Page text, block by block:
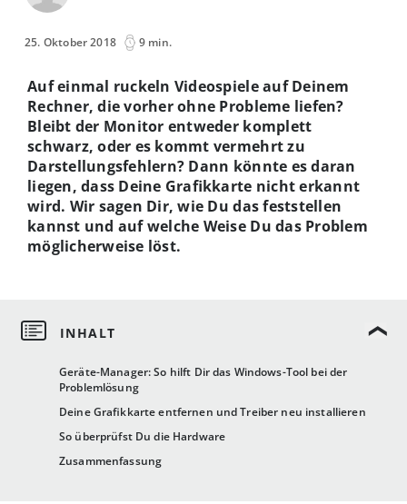
25. Oktober 2018 9 min.
Geräte-Manager: So hilft Dir das Windows-Tool bei der
Problemlösung
Deine Grafikkarte entfernen und Treiber neu installieren
So überprüfst Du die Hardware
Zusammenfassung
Auf einmal ruckeln Videospiele auf Deinem
Rechner, die vorher ohne Probleme liefen?
Bleibt der Monitor entweder komplett
schwarz, oder es kommt vermehrt zu
Darstellungsfehlern? Dann könnte es daran
liegen, dass Deine Grafikkarte nicht erkannt
wird. Wir sagen Dir, wie Du das feststellen
kannst und auf welche Weise Du das Problem
möglicherweise löst.